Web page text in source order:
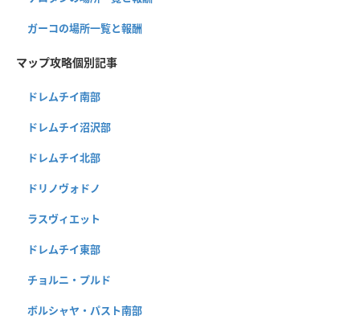
ガーコの場所一覧と報酬
マップ攻略個別記事
ドレムチイ南部
ドレムチイ沼沢部
ドレムチイ北部
ドリノヴォドノ
ラスヴィエット
ドレムチイ東部
チョルニ・プルド
ボルシャヤ・パスト南部